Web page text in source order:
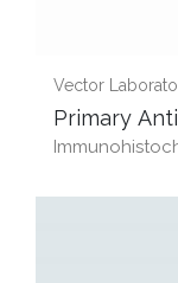
Vector
Primary